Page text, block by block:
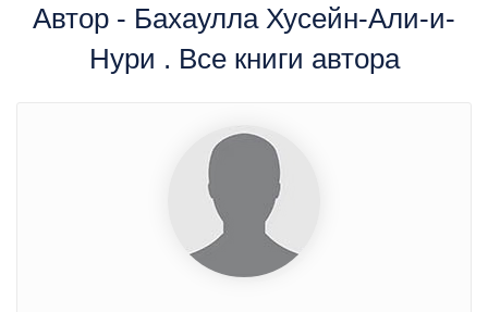
Автор - Бахаулла Хусейн-Али-и-
Нури . Все книги автора